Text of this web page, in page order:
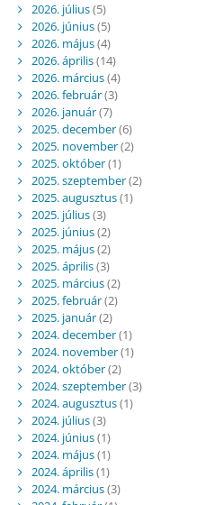
2026. július(5)
2026. június(5)
2026. május(4)
2026. április(14)
2026. március(4)
2026. február(3)
2026. január(7)
2025. december(6)
2025. november(2)
2025. október(1)
2025. szeptember(2)
2025. augusztus(1)
2025. július(3)
2025. június(2)
2025. május(2)
2025. április(3)
2025. március(2)
2025. február(2)
2025. január(2)
2024. december(1)
2024. november(1)
2024. október(2)
2024. szeptember(3)
2024. augusztus(1)
2024. július(3)
2024. június(1)
2024. május(1)
2024. április(1)
2024. március(3)